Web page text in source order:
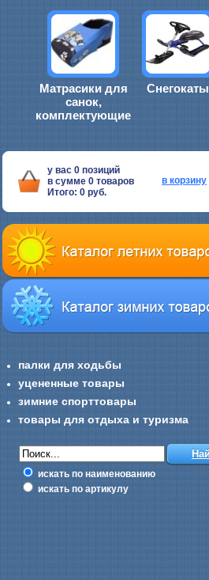
Матрасики для
санок,
комплектующие
Снегокаты
у вас 0 позиций
в сумме 0 товаров
Итого: 0 руб.
в корзину
палки для ходьбы
уцененные товары
зимние спорттовары
товары для отдыха и туризма
искать по наименованию
искать по артикулу